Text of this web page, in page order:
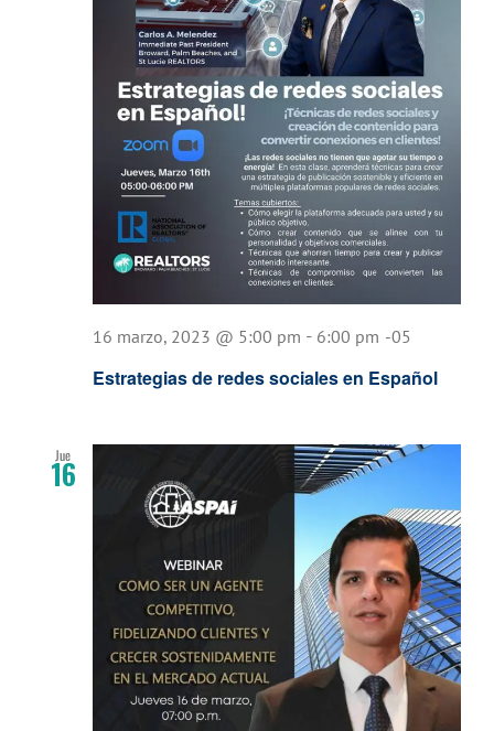
Estrategias de redes sociales en Español
16 marzo, 2023 @ 5:00 pm - 6:00 pm -05
Jue
16